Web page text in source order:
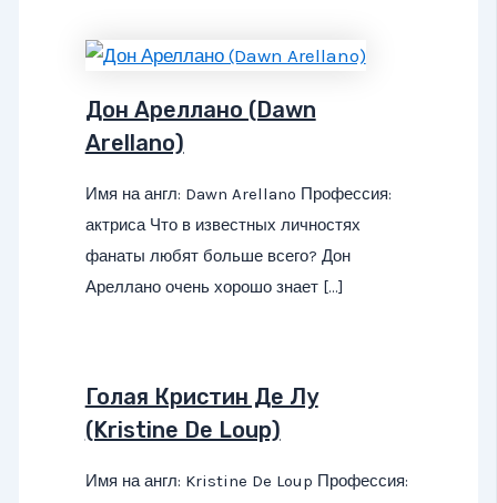
Дон Ареллано (Dawn
Arellano)
Имя на англ: Dawn Arellano Профессия:
актриса Что в известных личностях
фанаты любят больше всего? Дон
Ареллано очень хорошо знает […]
Голая Кристин Де Лу
(Kristine De Loup)
Имя на англ: Kristine De Loup Профессия: